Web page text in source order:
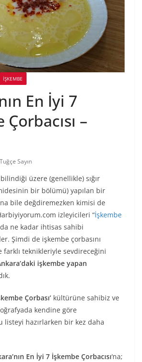
İŞKEMBE
En İyi 7
–
Tuğçe Sayın
üzere (genellikle) sığır
bir bölümü) yapılan bir
bile değdiremezken kimisi de
izleyicileri “İşkembe
ne kadar ihtisas sahibi
Şimdi de işkembe çorbasını
farklı teknikleriyle sevdireceğini
işkembe yapan
Çorbası’ kültürüne sahibiz ve
kendine göre
listeyi hazırlarken bir kez daha
En İyi 7 İşkembe Çorbacısı‘na;